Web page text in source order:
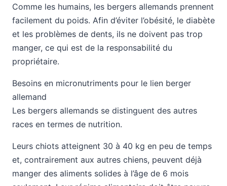
Comme les humains, les bergers allemands prennent
facilement du poids. Afin d’éviter l’obésité, le diabète
et les problèmes de dents, ils ne doivent pas trop
manger, ce qui est de la responsabilité du
propriétaire.
Besoins en micronutriments pour le lien berger
allemand
Les bergers allemands se distinguent des autres
races en termes de nutrition.
Leurs chiots atteignent 30 à 40 kg en peu de temps
et, contrairement aux autres chiens, peuvent déjà
manger des aliments solides à l’âge de 6 mois